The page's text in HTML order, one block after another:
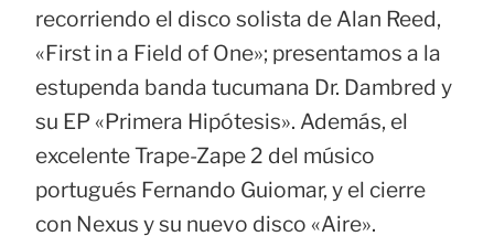
recorriendo el disco solista de Alan Reed,
«First in a Field of One»; presentamos a la
estupenda banda tucumana Dr. Dambred y
su EP «Primera Hipótesis». Además, el
excelente Trape-Zape 2 del músico
portugués Fernando Guiomar, y el cierre
con Nexus y su nuevo disco «Aire».